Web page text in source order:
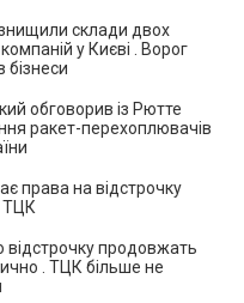
знищили склади двох
у Києві . Ворог
бізнеси
обговорив із Рютте
ракет-перехоплювачів
права на відстрочку
ТЦК
відстрочку продовжать
. ТЦК більше не